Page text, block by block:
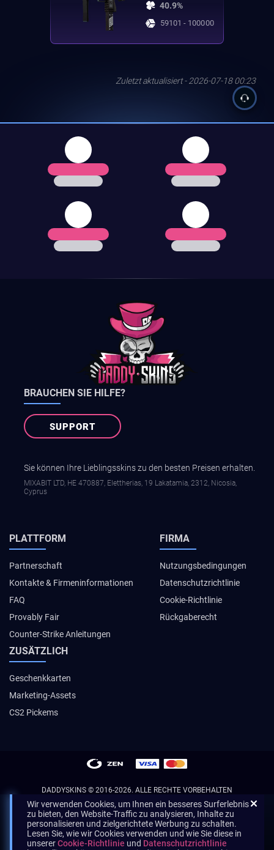
40.9%
59101 - 100000
Zuletzt aktualisiert - 2026-07-18 00:23
BRAUCHEN SIE HILFE?
SUPPORT
Sie können Ihre Lieblingsskins zu den besten Preisen erhalten.
MIXABIT LTD, ΗΕ 470887, Elettherias, 19 Lakatamia, 2312, Nicosia,
Cyprus
PLATTFORM
Partnerschaft
Kontakte & Firmeninformationen
FAQ
Provably Fair
Counter-Strike Anleitungen
FIRMA
Nutzungsbedingungen
Datenschutzrichtlinie
Cookie-Richtlinie
Rückgaberecht
ZUSÄTZLICH
Geschenkkarten
Marketing-Assets
CS2 Pickems
DADDYSKINS © 2016-2026. ALLE RECHTE VORBEHALTEN
Wir verwenden Cookies, um Ihnen ein besseres Surferlebnis
zu bieten, den Website-Traffic zu analysieren, Inhalte zu
personalisieren und zielgerichtete Werbung zu schalten.
Lesen Sie, wie wir Cookies verwenden und wie Sie diese in
unsererCookie-Richtlinie und Datenschutzrichtlinie